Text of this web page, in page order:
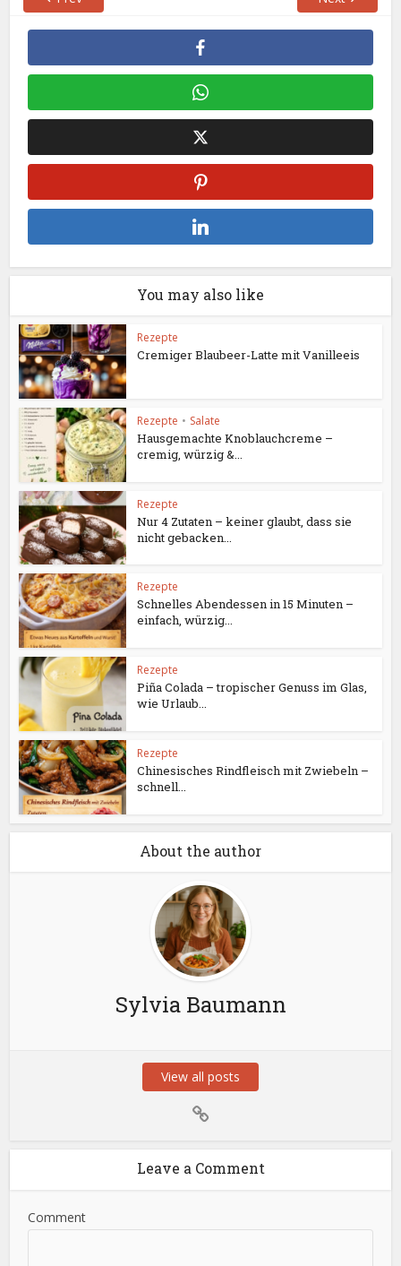
You may also like
Rezepte
Cremiger Blaubeer-Latte mit Vanilleeis
Rezepte • Salate
Hausgemachte Knoblauchcreme –
cremig, würzig &...
Rezepte
Nur 4 Zutaten – keiner glaubt, dass sie
nicht gebacken...
Rezepte
Schnelles Abendessen in 15 Minuten –
einfach, würzig...
Rezepte
Piña Colada – tropischer Genuss im Glas,
wie Urlaub...
Rezepte
Chinesisches Rindfleisch mit Zwiebeln –
schnell...
About the author
Sylvia Baumann
View all posts
Leave a Comment
Comment